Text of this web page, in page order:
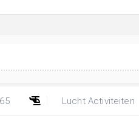
65 Lucht Activiteiten